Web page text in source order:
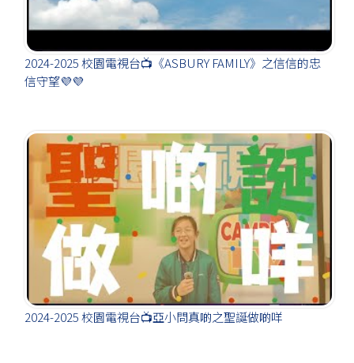
2024-2025 校園電視台📺《ASBURY FAMILY》之信信的忠
信守望💜💜
2024-2025 校園電視台📺亞小問真啲之聖誕做啲咩